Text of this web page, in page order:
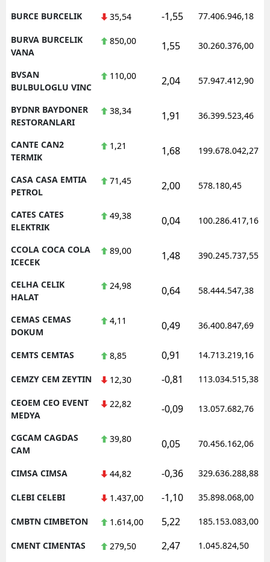
BURCE BURCELIK 35,54 -1,55 77.406.946,18
BURVA BURCELIK
VANA
850,00 1,55 30.260.376,00
BVSAN
BULBULOGLU VINC
110,00 2,04 57.947.412,90
BYDNR BAYDONER
RESTORANLARI
38,34 1,91 36.399.523,46
CANTE CAN2
TERMIK
1,21 1,68 199.678.042,27
CASA CASA EMTIA
PETROL
71,45 2,00 578.180,45
CATES CATES
ELEKTRIK
49,38 0,04 100.286.417,16
CCOLA COCA COLA
ICECEK
89,00 1,48 390.245.737,55
CELHA CELIK
HALAT
24,98 0,64 58.444.547,38
CEMAS CEMAS
DOKUM
4,11 0,49 36.400.847,69
CEMTS CEMTAS 8,85 0,91 14.713.219,16
CEMZY CEM ZEYTIN 12,30 -0,81 113.034.515,38
CEOEM CEO EVENT
MEDYA
22,82 -0,09 13.057.682,76
CGCAM CAGDAS
CAM
39,80 0,05 70.456.162,06
CIMSA CIMSA 44,82 -0,36 329.636.288,88
CLEBI CELEBI 1.437,00 -1,10 35.898.068,00
CMBTN CIMBETON 1.614,00 5,22 185.153.083,00
CMENT CIMENTAS 279,50 2,47 1.045.824,50